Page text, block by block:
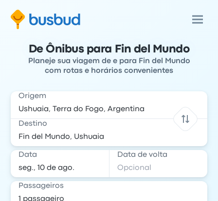
De Ônibus para Fin del Mundo
Planeje sua viagem de e para Fin del Mundo
com rotas e horários convenientes
Origem
Destino
Data Data de volta
Passageiros